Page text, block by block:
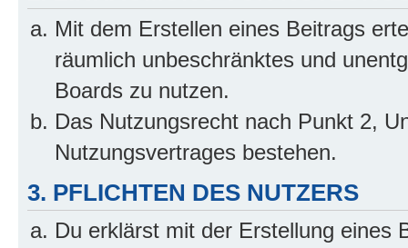
Mit dem Erstellen eines Beitrags
räumlich unbeschränktes und
Boards zu nutzen.
Das Nutzungsrecht nach Punkt 2,
Nutzungsvertrages bestehen.
3. PFLICHTEN DES NUTZERS
Du erklärst mit der Erstellung eines